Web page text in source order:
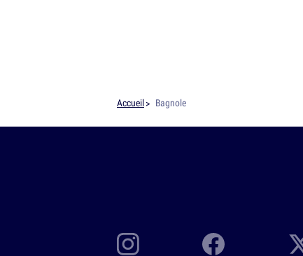
Accueil Bagnole